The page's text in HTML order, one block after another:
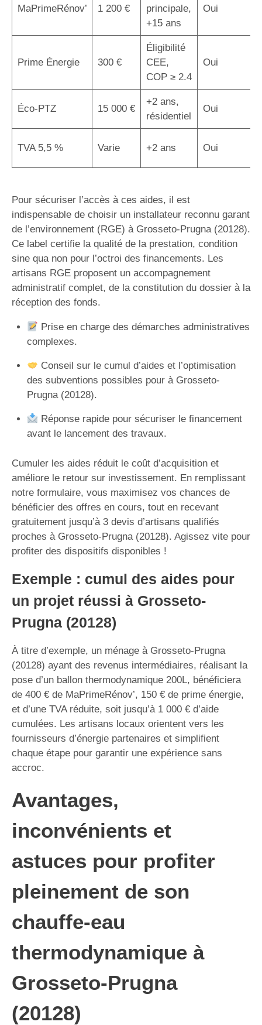
MaPrimeRénov’ 1 200 €
principale,
+15 ans
Oui
Prime Énergie 300 €
Éligibilité
CEE,
COP ≥ 2.4
Oui
Éco-PTZ 15 000 €
+2 ans,
résidentiel
Oui
TVA 5,5 % Varie +2 ans Oui
Pour sécuriser l’accès à ces aides, il est
indispensable de choisir un installateur reconnu garant
de l’environnement (RGE) à Grosseto-Prugna (20128).
Ce label certifie la qualité de la prestation, condition
sine qua non pour l’octroi des financements. Les
artisans RGE proposent un accompagnement
administratif complet, de la constitution du dossier à la
réception des fonds.
Prise en charge des démarches administratives
complexes.
Conseil sur le cumul d’aides et l’optimisation
des subventions possibles pour à Grosseto-
Prugna (20128).
Réponse rapide pour sécuriser le financement
avant le lancement des travaux.
Cumuler les aides réduit le coût d’acquisition et
améliore le retour sur investissement. En remplissant
notre formulaire, vous maximisez vos chances de
bénéficier des offres en cours, tout en recevant
gratuitement jusqu’à 3 devis d’artisans qualifiés
proches à Grosseto-Prugna (20128). Agissez vite pour
profiter des dispositifs disponibles !
Exemple : cumul des aides pour
un projet réussi à Grosseto-
Prugna (20128)
À titre d’exemple, un ménage à Grosseto-Prugna
(20128) ayant des revenus intermédiaires, réalisant la
pose d’un ballon thermodynamique 200L, bénéficiera
de 400 € de MaPrimeRénov’, 150 € de prime énergie,
et d’une TVA réduite, soit jusqu’à 1 000 € d’aide
cumulées. Les artisans locaux orientent vers les
fournisseurs d’énergie partenaires et simplifient
chaque étape pour garantir une expérience sans
accroc.
Avantages,
inconvénients et
astuces pour profiter
pleinement de son
chauffe-eau
thermodynamique à
Grosseto-Prugna
(20128)